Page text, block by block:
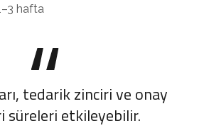
hafta
tedarik zinciri ve onay
süreleri etkileyebilir.